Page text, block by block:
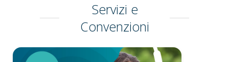
Servizi e
Convenzioni